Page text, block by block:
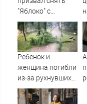
"Яблоко" с
выборов -
Новости на
Вести.ru
Ребенок и
женщина погибли
из-за рухнувших
деревьев во
время урагана в